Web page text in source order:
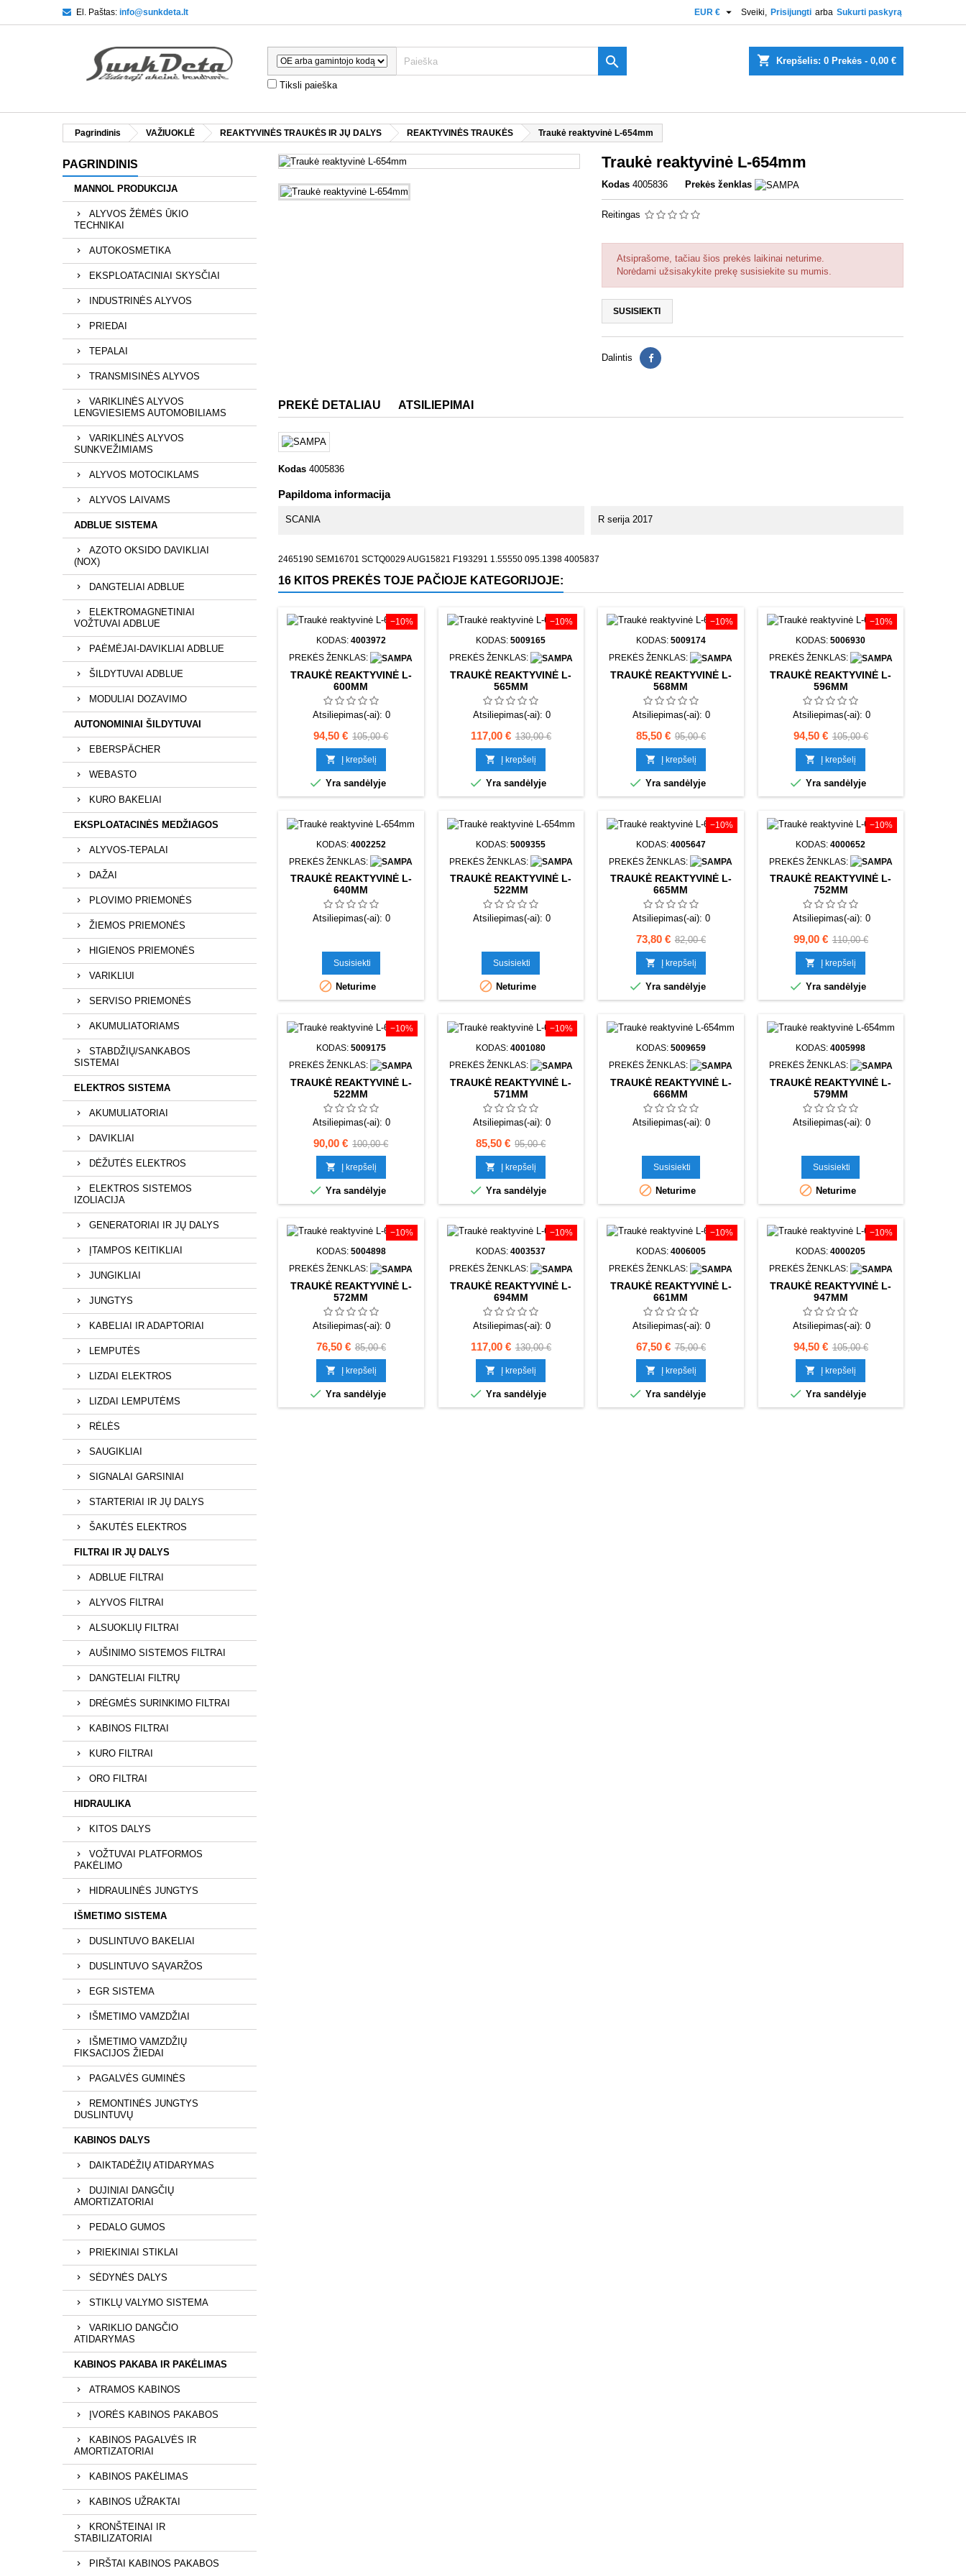
El. Paštas: info@sunkdeta.lt Sveiki, Prisijungti arba Sukurti paskyrą
EUR € 
shopping_cart Krepšelis: 0 Prekės - 0,00 €
Tiksli paieška

Pagrindinis VAŽIUOKLĖ REAKTYVINĖS TRAUKĖS IR JŲ DALYS REAKTYVINĖS TRAUKĖS Traukė reaktyvinė L-654mm
PAGRINDINIS
MANNOL PRODUKCIJA
ALYVOS ŽĖMĖS ŪKIO
TECHNIKAI
AUTOKOSMETIKA
EKSPLOATACINIAI SKYSČIAI
INDUSTRINĖS ALYVOS
PRIEDAI
TEPALAI
TRANSMISINĖS ALYVOS
VARIKLINĖS ALYVOS
LENGVIESIEMS AUTOMOBILIAMS
VARIKLINĖS ALYVOS
SUNKVEŽIMIAMS
ALYVOS MOTOCIKLAMS
ALYVOS LAIVAMS
ADBLUE SISTEMA
AZOTO OKSIDO DAVIKLIAI
(NOX)
DANGTELIAI ADBLUE
ELEKTROMAGNETINIAI
VOŽTUVAI ADBLUE
PAĖMĖJAI-DAVIKLIAI ADBLUE
ŠILDYTUVAI ADBLUE
MODULIAI DOZAVIMO
AUTONOMINIAI ŠILDYTUVAI
EBERSPÄCHER
WEBASTO
KURO BAKELIAI
EKSPLOATACINĖS MEDŽIAGOS
ALYVOS-TEPALAI
DAŽAI
PLOVIMO PRIEMONĖS
ŽIEMOS PRIEMONĖS
HIGIENOS PRIEMONĖS
VARIKLIUI
SERVISO PRIEMONĖS
AKUMULIATORIAMS
STABDŽIŲ/SANKABOS
SISTEMAI
ELEKTROS SISTEMA
AKUMULIATORIAI
DAVIKLIAI
DĖŽUTĖS ELEKTROS
ELEKTROS SISTEMOS
IZOLIACIJA
GENERATORIAI IR JŲ DALYS
ĮTAMPOS KEITIKLIAI
JUNGIKLIAI
JUNGTYS
KABELIAI IR ADAPTORIAI
LEMPUTĖS
LIZDAI ELEKTROS
LIZDAI LEMPUTĖMS
RĖLĖS
SAUGIKLIAI
SIGNALAI GARSINIAI
STARTERIAI IR JŲ DALYS
ŠAKUTĖS ELEKTROS
FILTRAI IR JŲ DALYS
ADBLUE FILTRAI
ALYVOS FILTRAI
ALSUOKLIŲ FILTRAI
AUŠINIMO SISTEMOS FILTRAI
DANGTELIAI FILTRŲ
DRĖGMĖS SURINKIMO FILTRAI
KABINOS FILTRAI
KURO FILTRAI
ORO FILTRAI
HIDRAULIKA
KITOS DALYS
VOŽTUVAI PLATFORMOS
PAKĖLIMO
HIDRAULINĖS JUNGTYS
IŠMETIMO SISTEMA
DUSLINTUVO BAKELIAI
DUSLINTUVO SĄVARŽOS
EGR SISTEMA
IŠMETIMO VAMZDŽIAI
IŠMETIMO VAMZDŽIŲ
FIKSACIJOS ŽIEDAI
PAGALVĖS GUMINĖS
REMONTINĖS JUNGTYS
DUSLINTUVŲ
KABINOS DALYS
DAIKTADĖŽIŲ ATIDARYMAS
DUJINIAI DANGČIŲ
AMORTIZATORIAI
PEDALO GUMOS
PRIEKINIAI STIKLAI
SĖDYNĖS DALYS
STIKLŲ VALYMO SISTEMA
VARIKLIO DANGČIO
ATIDARYMAS
KABINOS PAKABA IR PAKĖLIMAS
ATRAMOS KABINOS
ĮVORĖS KABINOS PAKABOS
KABINOS PAGALVĖS IR
AMORTIZATORIAI
KABINOS PAKĖLIMAS
KABINOS UŽRAKTAI
KRONŠTEINAI IR
STABILIZATORIAI
PIRŠTAI KABINOS PAKABOS
Traukė reaktyvinė L-654mm
Kodas 4005836 Prekės ženklas
Reitingas
Atsiprašome, tačiau šios prekės laikinai neturime.
Norėdami užsisakykite prekę susisiekite su mumis.
SUSISIEKTI
Dalintis
PREKĖ DETALIAU ATSILIEPIMAI
Kodas 4005836
Papildoma informacija
SCANIA R serija 2017
2465190 SEM16701 SCTQ0029 AUG15821 F193291 1.55550 095.1398 4005837
16 KITOS PREKĖS TOJE PAČIOJE KATEGORIJOJE:
−10%
KODAS: 4003972
PREKĖS ŽENKLAS:
TRAUKĖ REAKTYVINĖ L-
600MM
Atsiliepimas(-ai):0
Kaina
94,50 € Bazinė
kaina
105,00 €
 Į krepšelį
 Yra sandėlyje
−10%
KODAS:5009165
PREKĖS ŽENKLAS:
TRAUKĖ REAKTYVINĖ L-
565MM
Atsiliepimas(-ai): 0
Kaina
117,00 € Bazinė
kaina
130,00 €
 Į krepšelį
 Yra sandėlyje
−10%
KODAS: 5009174
PREKĖS ŽENKLAS:
TRAUKĖ REAKTYVINĖ L-
568MM
Atsiliepimas(-ai):0
Kaina
85,50 € Bazinė
kaina
95,00 €
 Į krepšelį
 Yra sandėlyje
−10%
KODAS:5006930
PREKĖS ŽENKLAS:
TRAUKĖ REAKTYVINĖ L-
596MM
Atsiliepimas(-ai): 0
Kaina
94,50 € Bazinė
kaina
105,00 €
 Į krepšelį
 Yra sandėlyje
KODAS: 4002252
PREKĖS ŽENKLAS:
TRAUKĖ REAKTYVINĖ L-
640MM
Atsiliepimas(-ai):0
Susisiekti
 Neturime
KODAS:5009355
PREKĖS ŽENKLAS:
TRAUKĖ REAKTYVINĖ L-
522MM
Atsiliepimas(-ai): 0
Susisiekti
 Neturime
−10%
KODAS: 4005647
PREKĖS ŽENKLAS:
TRAUKĖ REAKTYVINĖ L-
665MM
Atsiliepimas(-ai):0
Kaina
73,80 € Bazinė
kaina
82,00 €
 Į krepšelį
 Yra sandėlyje
−10%
KODAS:4000652
PREKĖS ŽENKLAS:
TRAUKĖ REAKTYVINĖ L-
752MM
Atsiliepimas(-ai): 0
Kaina
99,00 € Bazinė
kaina
110,00 €
 Į krepšelį
 Yra sandėlyje
−10%
KODAS: 5009175
PREKĖS ŽENKLAS:
TRAUKĖ REAKTYVINĖ L-
522MM
Atsiliepimas(-ai):0
Kaina
90,00 € Bazinė
kaina
100,00 €
 Į krepšelį
 Yra sandėlyje
−10%
KODAS:4001080
PREKĖS ŽENKLAS:
TRAUKĖ REAKTYVINĖ L-
571MM
Atsiliepimas(-ai): 0
Kaina
85,50 € Bazinė
kaina
95,00 €
 Į krepšelį
 Yra sandėlyje
KODAS: 5009659
PREKĖS ŽENKLAS:
TRAUKĖ REAKTYVINĖ L-
666MM
Atsiliepimas(-ai):0
Susisiekti
 Neturime
KODAS:4005998
PREKĖS ŽENKLAS:
TRAUKĖ REAKTYVINĖ L-
579MM
Atsiliepimas(-ai): 0
Susisiekti
 Neturime
−10%
KODAS: 5004898
PREKĖS ŽENKLAS:
TRAUKĖ REAKTYVINĖ L-
572MM
Atsiliepimas(-ai):0
Kaina
76,50 € Bazinė
kaina
85,00 €
 Į krepšelį
 Yra sandėlyje
−10%
KODAS:4003537
PREKĖS ŽENKLAS:
TRAUKĖ REAKTYVINĖ L-
694MM
Atsiliepimas(-ai): 0
Kaina
117,00 € Bazinė
kaina
130,00 €
 Į krepšelį
 Yra sandėlyje
−10%
KODAS: 4006005
PREKĖS ŽENKLAS:
TRAUKĖ REAKTYVINĖ L-
661MM
Atsiliepimas(-ai):0
Kaina
67,50 € Bazinė
kaina
75,00 €
 Į krepšelį
 Yra sandėlyje
−10%
KODAS:4000205
PREKĖS ŽENKLAS:
TRAUKĖ REAKTYVINĖ L-
947MM
Atsiliepimas(-ai): 0
Kaina
94,50 € Bazinė
kaina
105,00 €
 Į krepšelį
 Yra sandėlyje